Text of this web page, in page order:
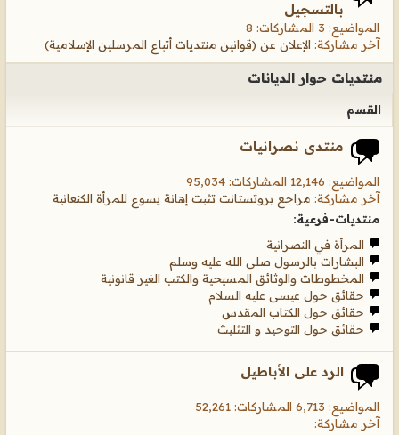
بالتسجيل
المواضيع: 3 المشاركات: 8
آخر مشاركة: الإعلان عن (قوانين منتديات أتباع المرسلين الإسلامية)
منتديات حوار الديانات
القسم
منتدى نصرانيات
المواضيع: 12,146 المشاركات: 95,034
آخر مشاركة: مراجع بروتستانت تثبت إهانة يسوع للمرأة الكنعانية
منتديات-فرعية:
المرأة في النصرانية
البشارات بالرسول صلى الله عليه وسلم
المخطوطات والوثائق المسيحية والكتب الغير قانونية
حقائق حول عيسى عليه السلام
حقائق حول الكتاب المقدس
حقائق حول التوحيد و التثليث
الرد على الأباطيل
المواضيع: 6,713 المشاركات: 52,261
آخر مشاركة: